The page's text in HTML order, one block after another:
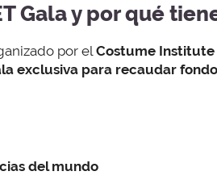
Gala y por qué
por el Costume
exclusiva para recaudar
del mundo